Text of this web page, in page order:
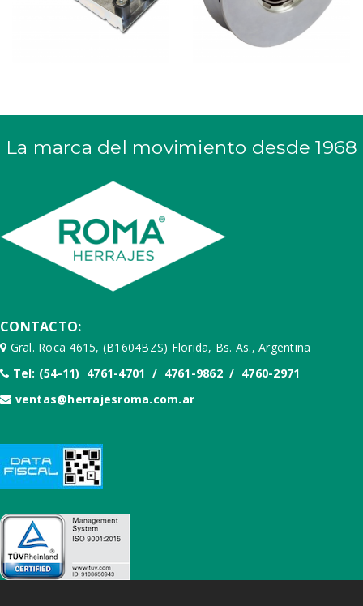
La marca del movimiento desde 1968
CONTACTO:
Gral. Roca 4615, (B1604BZS) Florida, Bs. As., Argentina
Tel: (54-11) 4761-4701 / 4761-9862 / 4760-2971
ventas@herrajesroma.com.ar